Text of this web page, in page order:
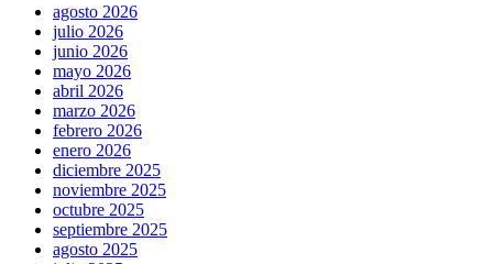
agosto 2026
julio 2026
junio 2026
mayo 2026
abril 2026
marzo 2026
febrero 2026
enero 2026
diciembre 2025
noviembre 2025
octubre 2025
septiembre 2025
agosto 2025